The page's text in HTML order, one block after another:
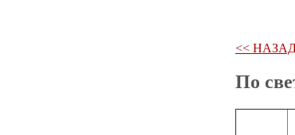
<<
По